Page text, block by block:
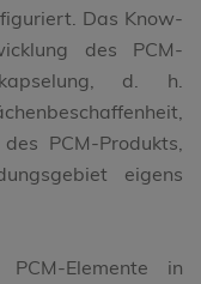
Das Know-
des PCM-
d. h.
PCM-Produkts,
eigens
Elemente in